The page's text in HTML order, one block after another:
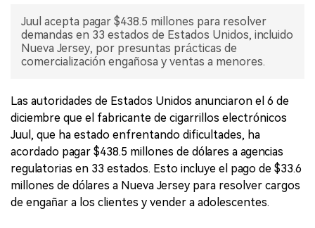
Juul acepta pagar $438.5 millones para resolver
demandas en 33 estados de Estados Unidos, incluido
Nueva Jersey, por presuntas prácticas de
comercialización engañosa y ventas a menores.
Las autoridades de Estados Unidos anunciaron el 6 de
diciembre que el fabricante de cigarrillos electrónicos
Juul, que ha estado enfrentando dificultades, ha
acordado pagar $438.5 millones de dólares a agencias
regulatorias en 33 estados. Esto incluye el pago de $33.6
millones de dólares a Nueva Jersey para resolver cargos
de engañar a los clientes y vender a adolescentes.